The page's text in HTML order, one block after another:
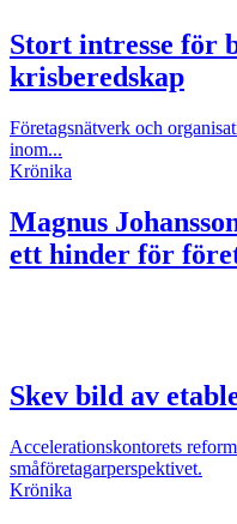
Stort intresse för
krisberedskap
Företagsnätverk och
inom...
Krönika
Magnus
ett hinder för
Skev bild av
Accelerationskontorets
småföretagarperspektivet.
Krönika